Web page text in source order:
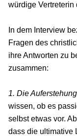
würdige Vertreterin
In dem Interview
Fragen des
ihre Antworten zu
zusammen:
1. Die
wissen, ob es
selbst etwas vor.
dass die ultimative